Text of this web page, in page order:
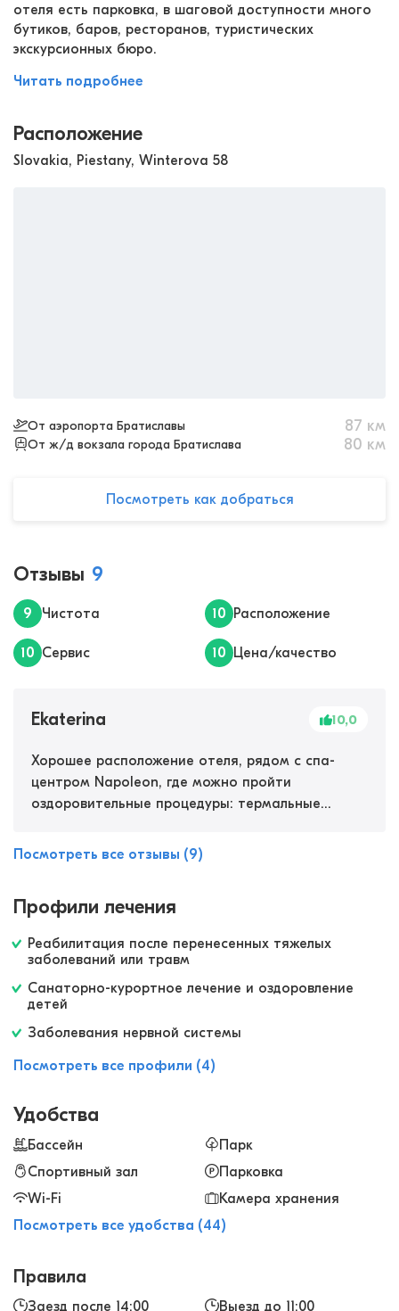
отеля есть парковка, в шаговой доступности много
бутиков, баров, ресторанов, туристических
экскурсионных бюро.
Читать подробнее
Расположение
Slovakia, Piestany, Winterova 58
От аэропорта Братиславы 87 км
От ж/д вокзала города Братислава 80 км
Посмотреть как добраться
Отзывы 9
9 Чистота 10 Расположение
10 Сервис 10 Цена/качество
Ekaterina 10,0
Хорошее расположение отеля, рядом с спа-
центром Napoleon, где можно пройти
оздоровительные процедуры: термальные
массаж. Мы ездили для общего оздоровления
специально на воды и грязи, самочувствие
пришли в норму, у мужа прошли боли в шее и
где погулять, на что посмотреть, рекомендуем!
Посмотреть все отзывы (9)
Профили лечения
Реабилитация после перенесенных тяжелых
заболеваний или травм
Санаторно-курортное лечение и оздоровление
детей
Заболевания нервной системы
Посмотреть все профили (4)
Удобства
Бассейн
Парк
Спортивный зал
Парковка
Wi-Fi
Камера хранения
Посмотреть все удобства (44)
Правила
Заезд после 14:00 Выезд до 11:00